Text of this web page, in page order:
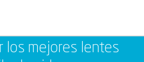
los mejores lentes